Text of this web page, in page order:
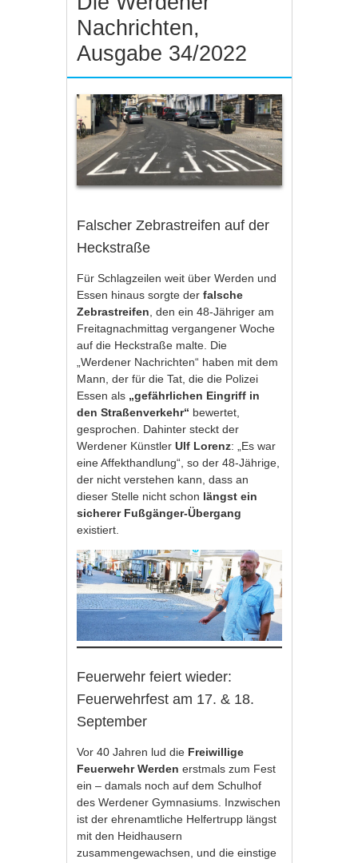
Nachrichten,
Ausgabe 34/2022
Falscher Zebrastreifen auf der
Heckstraße
Für Schlagzeilen weit über Werden und
Essen hinaus sorgte derfalsche
Zebrastreifen, den ein 48-Jähriger am
Freitagnachmittag vergangener Woche
auf die Heckstraße malte. Die
„Werdener Nachrichten“ haben mit dem
Mann, der für die Tat, die die Polizei
Essen als „gefährlichen Eingriff in
den Straßenverkehr“ bewertet,
gesprochen. Dahinter steckt der
Werdener KünstlerUlf Lorenz: „Es war
eine Affekthandlung“, so der 48-Jährige,
der nicht verstehen kann, dass an
dieser Stelle nicht schon längst ein
sicherer Fußgänger-Übergang
existiert.
Feuerwehr feiert wieder:
Feuerwehrfest am 17. & 18.
September
Vor 40 Jahren lud die Freiwillige
Feuerwehr Werden erstmals zum Fest
ein – damals noch auf dem Schulhof
des Werdener Gymnasiums. Inzwischen
ist der ehrenamtliche Helfertrupp längst
mit den Heidhausern
zusammengewachsen, und die einstige